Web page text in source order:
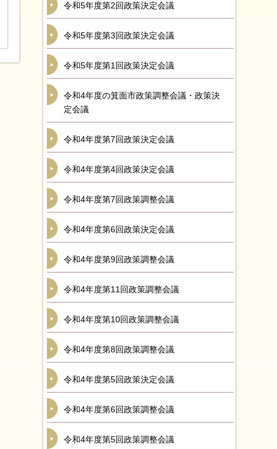
令和5年度第2回政策決定会議
令和5年度第3回政策決定会議
令和5年度第1回政策決定会議
令和4年度の箕面市政策調整会議・政策決
定会議
令和4年度第7回政策決定会議
令和4年度第4回政策決定会議
令和4年度第7回政策調整会議
令和4年度第6回政策決定会議
令和4年度第9回政策調整会議
令和4年度第11回政策調整会議
令和4年度第10回政策調整会議
令和4年度第8回政策調整会議
令和4年度第5回政策決定会議
令和4年度第6回政策調整会議
令和4年度第5回政策調整会議